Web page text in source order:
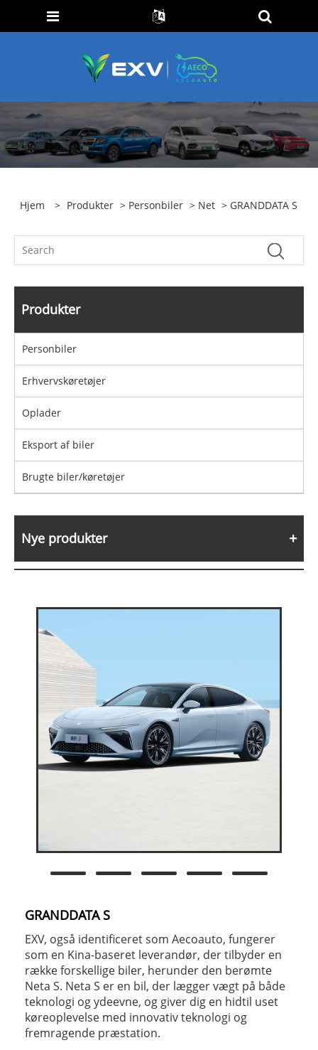
Hjem > Produkter > Personbiler > Net > GRANDDATA S
Produkter
Personbiler
Erhvervskøretøjer
Oplader
Eksport af biler
Brugte biler/køretøjer
Nye produkter
GRANDDATA S
EXV, også identificeret som Aecoauto, fungerer
som en Kina-baseret leverandør, der tilbyder en
række forskellige biler, herunder den berømte
Neta S. Neta S er en bil, der lægger vægt på både
teknologi og ydeevne, og giver dig en hidtil uset
køreoplevelse med innovativ teknologi og
fremragende præstation.